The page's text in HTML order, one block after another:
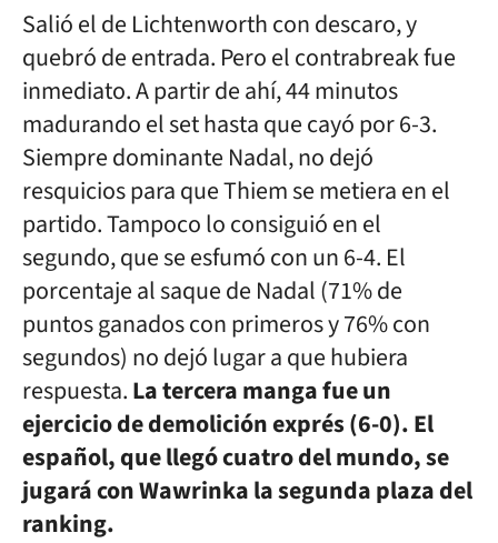
Salió el de Lichtenworth con descaro, y
quebró de entrada. Pero el contrabreak fue
inmediato. A partir de ahí, 44 minutos
madurando el set hasta que cayó por 6-3.
Siempre dominante Nadal, no dejó
resquicios para que Thiem se metiera en el
partido. Tampoco lo consiguió en el
segundo, que se esfumó con un 6-4. El
porcentaje al saque de Nadal (71% de
puntos ganados con primeros y 76% con
segundos) no dejó lugar a que hubiera
respuesta.La tercera manga fue un
ejercicio de demolición exprés (6-0). El
español, que llegó cuatro del mundo, se
jugará con Wawrinka la segunda plaza del
ranking.